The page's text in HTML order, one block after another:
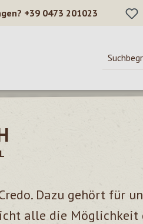
+39 0473 201023
Lebensmittel für
Genießer
Dazu gehört für
alle die Möglichkeit